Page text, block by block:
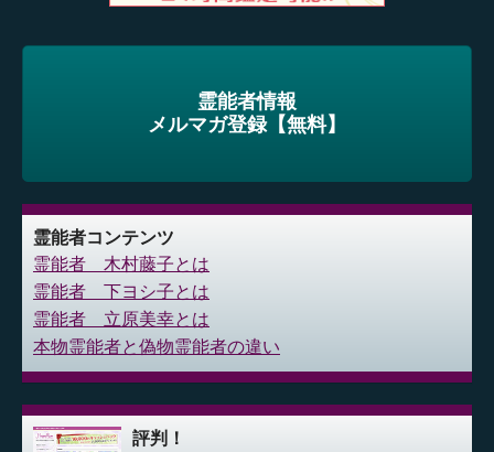
霊能者情報
メルマガ登録【無料】
霊能者コンテンツ
霊能者 木村藤子とは
霊能者 下ヨシ子とは
霊能者 立原美幸とは
本物霊能者と偽物霊能者の違い
評判！